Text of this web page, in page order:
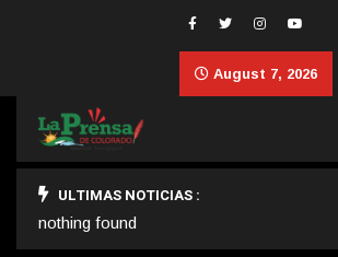
August 7, 2026
ULTIMAS NOTICIAS :
nothing found